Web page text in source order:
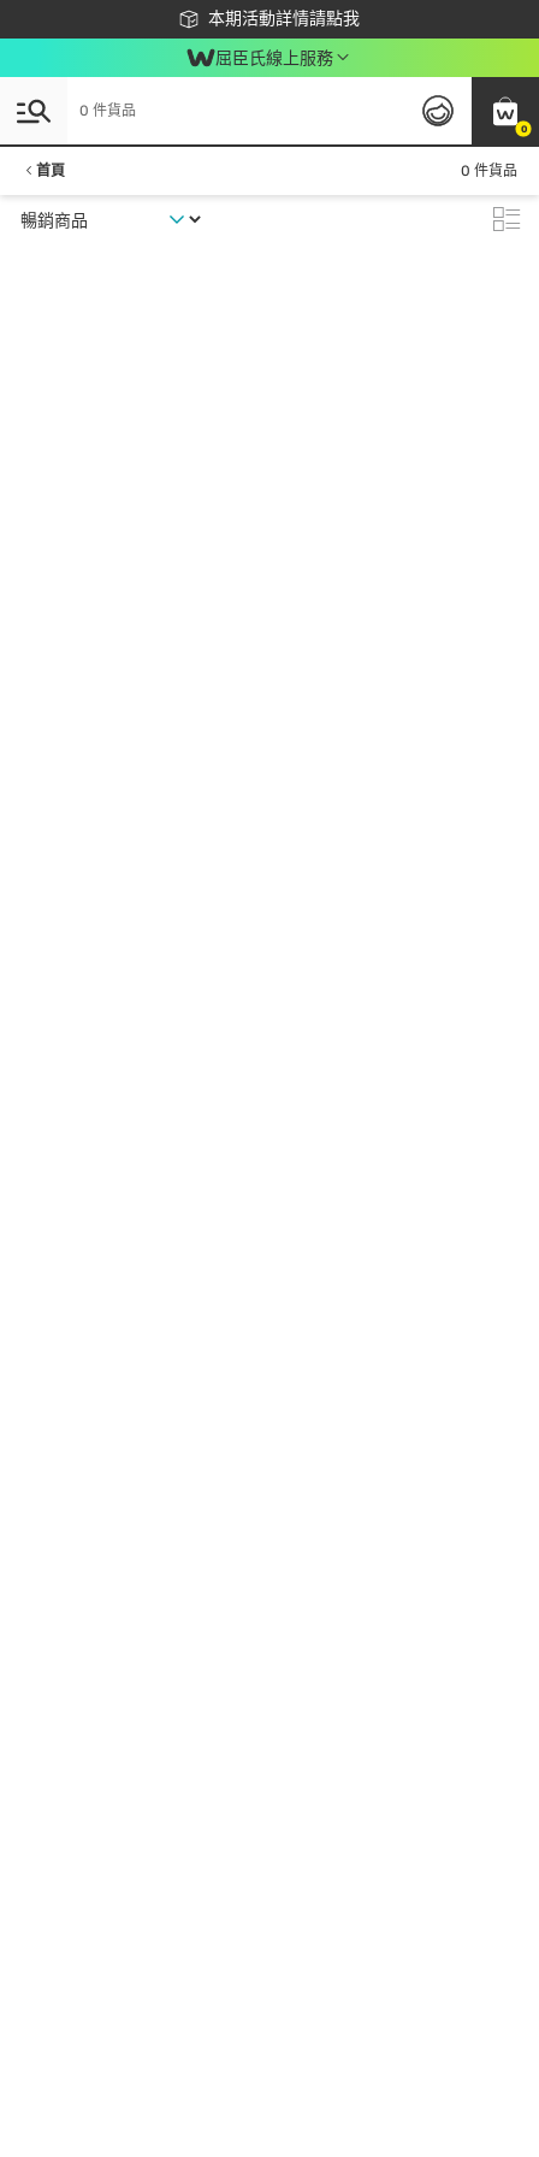
本期活動詳情請點我
下載app最高回饋$350
屈臣氏線上服務
0
0 件貨品
首頁 0 件貨品